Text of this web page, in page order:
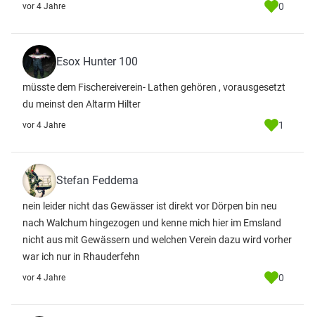
vor 4 Jahre 0
Esox Hunter 100
müsste dem Fischereiverein- Lathen gehören , vorausgesetzt
du meinst den Altarm Hilter
vor 4 Jahre 1
Stefan Feddema
nein leider nicht das Gewässer ist direkt vor Dörpen bin neu
nach Walchum hingezogen und kenne mich hier im Emsland
nicht aus mit Gewässern und welchen Verein dazu wird vorher
war ich nur in Rhauderfehn
vor 4 Jahre 0